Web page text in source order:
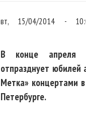
вт, 15/04/2014 -
В конце апреля
отпразднует юбилей
Метка» концертами
Петербурге.